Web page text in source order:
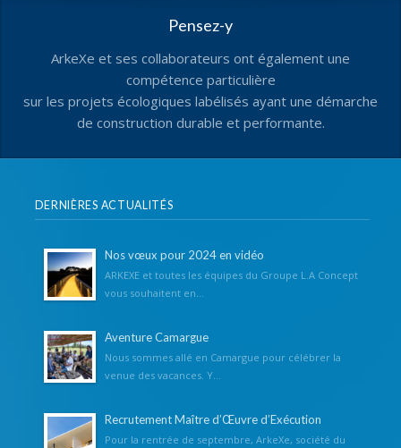
Pensez-y
ArkeXe et ses collaborateurs ont également une
compétence particulière
sur les projets écologiques labélisés ayant une démarche
de construction durable et performante.
DERNIÈRES ACTUALITÉS
Nos vœux pour 2024 en vidéo
ARKEXE et toutes les équipes du Groupe L.A Concept
vous souhaitent en...
Aventure Camargue
Nous sommes allé en Camargue pour célébrer la
venue des vacances. Y...
Recrutement Maître d’Œuvre d’Exécution
Pour la rentrée de septembre, ArkeXe, société du